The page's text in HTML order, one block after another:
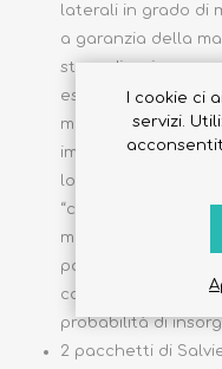
laterali in grado di
a garanzia della
straordinario;
esclusivo
morbidissimi
imbattibile;
lo speciale
“come cotone” ed
maggiore
pannolino,
contatto con la
probabilità di
2 pacchetti di
I cookie ci
servizi.